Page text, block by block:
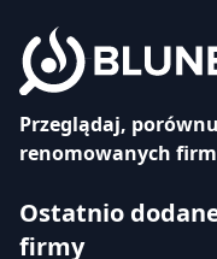
Przeglądaj,
renomowanych
Ostatnio
firmy